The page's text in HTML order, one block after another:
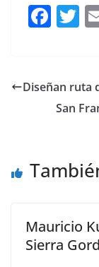
F
e
b
k
T
Diseñan ruta
San
Mauricio
Sierra